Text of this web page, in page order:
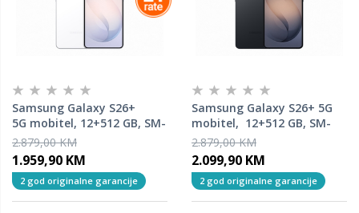
Samsung Galaxy S26+
5G mobitel, 12+512 GB, SM-
S947BZWGEUC, White
2.879,00 KM
1.959,90 KM
2 god originalne garancije
Samsung Galaxy S26+ 5G
mobitel, 12+512 GB, SM-
S947BZKGEUC, Black
2.879,00 KM
2.099,90 KM
2 god originalne garancije